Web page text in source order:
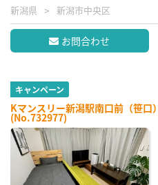
新潟県 新潟市中央区
お問合わせ
キャンペーン
Kマンスリー新潟駅南口前（笹口
(No.732977)